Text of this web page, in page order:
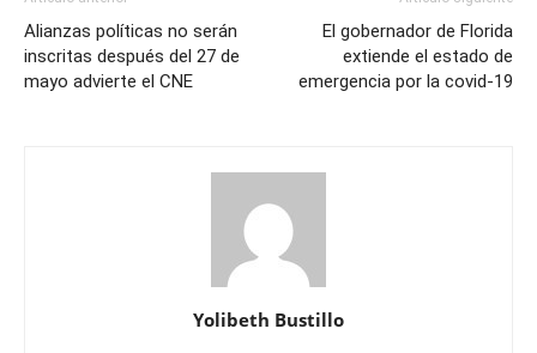
Alianzas políticas no serán
inscritas después del 27 de
mayo advierte el CNE
El gobernador de Florida
extiende el estado de
emergencia por la covid-19
Yolibeth Bustillo